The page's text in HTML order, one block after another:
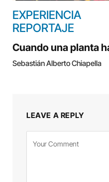
EXPERIENCIA
REPORTAJE
Cuando una planta
Sebastián Alberto Chiapella
LEAVE A REPLY